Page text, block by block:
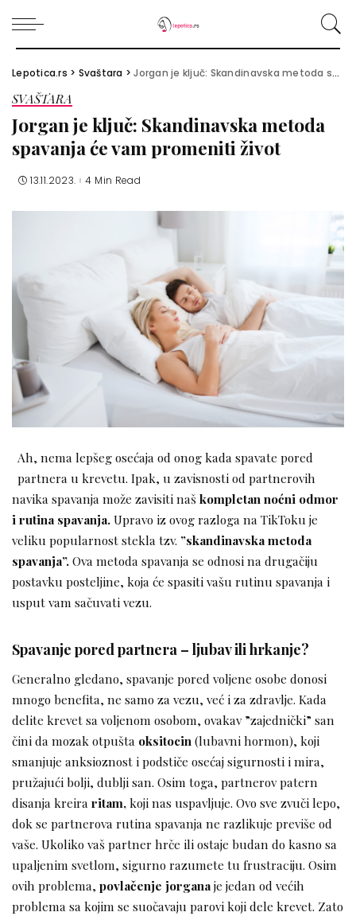
Lepotica.rs > Svaštara >Jorgan je ključ: Skandinavska metoda spavanja će vam promeniti život
SVAŠTARA
Jorgan je ključ: Skandinavska metoda
spavanja će vam promeniti život
13.11.2023. 4 Min Read
Ah, nema lepšeg osećaja od onog kada spavate pored
partnera u krevetu. Ipak, u zavisnosti od partnerovih
navika spavanja može zavisiti naš kompletan noćni odmor
i rutina spavanja.Upravo iz ovog razloga na TikToku je
veliku popularnost stekla tzv. ”skandinavska metoda
spavanja”.Ova metoda spavanja se odnosi na drugačiju
postavku posteljine, koja će spasiti vašu rutinu spavanja i
usput vam sačuvati vezu.
Spavanje pored partnera – ljubav ili hrkanje?
Generalno gledano, spavanje pored voljene osobe donosi
mnogo benefita, ne samo za vezu, već i za zdravlje. Kada
delite krevet sa voljenom osobom, ovakav ”zajednički” san
čini da mozak otpušta oksitocin(lubavni hormon), koji
smanjuje anksioznost i podstiče osećaj sigurnosti i mira,
pružajući bolji, dublji san. Osim toga, partnerov patern
disanja kreiraritam,koji nas uspavljuje. Ovo sve zvuči lepo,
dok se partnerova rutina spavanja ne razlikuje previše od
vaše. Ukoliko vaš partner hrče ili ostaje budan do kasno sa
upaljenim svetlom, sigurno razumete tu frustraciju. Osim
ovih problema, povlačenje jorganaje jedan od većih
problema sa kojim se suočavaju parovi koji dele krevet. Zato